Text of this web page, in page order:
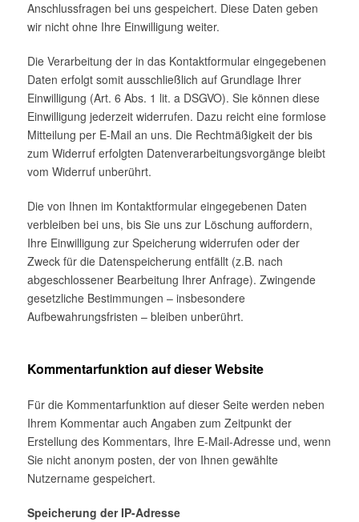
Anschlussfragen bei uns gespeichert. Diese Daten geben
wir nicht ohne Ihre Einwilligung weiter.
Die Verarbeitung der in das Kontaktformular eingegebenen
Daten erfolgt somit ausschließlich auf Grundlage Ihrer
Einwilligung (Art. 6 Abs. 1 lit. a DSGVO). Sie können diese
Einwilligung jederzeit widerrufen. Dazu reicht eine formlose
Mitteilung per E-Mail an uns. Die Rechtmäßigkeit der bis
zum Widerruf erfolgten Datenverarbeitungsvorgänge bleibt
vom Widerruf unberührt.
Die von Ihnen im Kontaktformular eingegebenen Daten
verbleiben bei uns, bis Sie uns zur Löschung auffordern,
Ihre Einwilligung zur Speicherung widerrufen oder der
Zweck für die Datenspeicherung entfällt (z.B. nach
abgeschlossener Bearbeitung Ihrer Anfrage). Zwingende
gesetzliche Bestimmungen – insbesondere
Aufbewahrungsfristen – bleiben unberührt.
Kommentarfunktion auf dieser Website
Für die Kommentarfunktion auf dieser Seite werden neben
Ihrem Kommentar auch Angaben zum Zeitpunkt der
Erstellung des Kommentars, Ihre E-Mail-Adresse und, wenn
Sie nicht anonym posten, der von Ihnen gewählte
Nutzername gespeichert.
Speicherung der IP-Adresse